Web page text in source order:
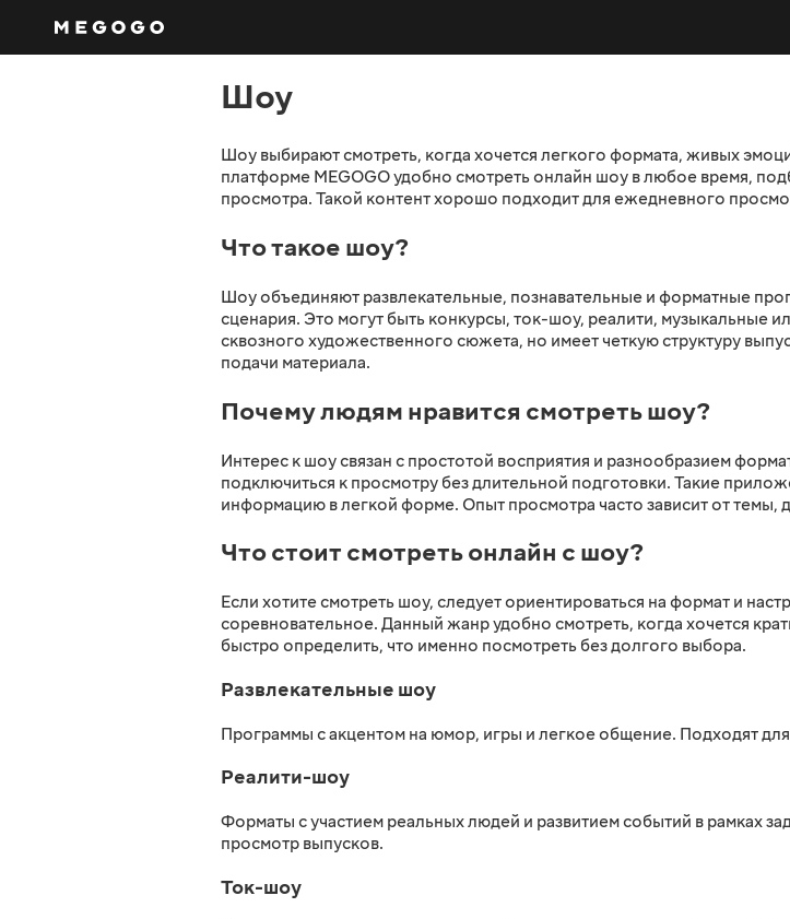
Шоу
Шоу выбирают смотреть, когда хочется легкого формата, живых
платформе MEGOGO удобно смотреть онлайн шоу в любое время,
просмотра. Такой контент хорошо подходит для ежедневного
Что такое шоу?
Шоу объединяют развлекательные, познавательные и форматные
сценария. Это могут быть конкурсы, ток-шоу, реалити, музыкальные
сквозного художественного сюжета, но имеет четкую структуру
подачи материала.
Почему людям нравится смотреть шоу?
Интерес к шоу связан с простотой восприятия и разнообразием
подключиться к просмотру без длительной подготовки. Такие
информацию в легкой форме. Опыт просмотра часто зависит от темы,
Что стоит смотреть онлайн с шоу?
Если хотите смотреть шоу, следует ориентироваться на формат и
соревновательное. Данный жанр удобно смотреть, когда хочется
быстро определить, что именно посмотреть без долгого выбора.
Развлекательные шоу
Программы с акцентом на юмор, игры и легкое общение. Подходят
Реалити-шоу
Форматы с участием реальных людей и развитием событий в рамках
просмотр выпусков.
Ток-шоу